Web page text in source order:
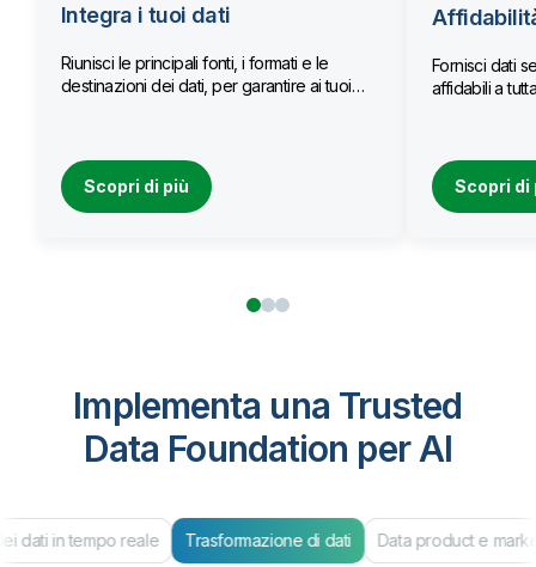
Integra i tuoi dati
Riunisci le principali fonti, i formati e le
destinazioni dei dati, per garantire ai tuoi
Scopri di più
Fornisci dati
affidabili a
Scopri di
Implementa una Trusted
Data Foundation per AI
dati in tempo reale Trasformazione di dati Data product e